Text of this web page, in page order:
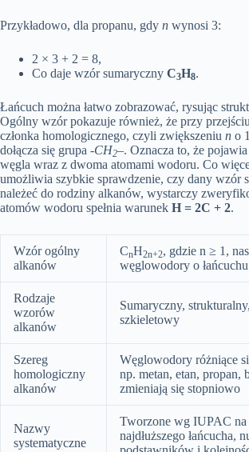
Przykładowo, dla propanu, gdy n wynosi 3:
2 × 3 + 2 = 8,
Co daje wzór sumaryczny C3H8.
Łańcuch można łatwo zobrazować, rysując
Ogólny wzór pokazuje również, że przy
członka homologicznego, czyli zwiększeniu n o
dołącza się grupa -CH2–. Oznacza to, że
węgla wraz z dwoma atomami wodoru. Co
umożliwia szybkie sprawdzenie, czy dany wzór
należeć do rodziny alkanów, wystarczy
atomów wodoru spełnia warunek H = 2C + 2.
Wzór ogólny
alkanów
CnH2n+2, gdzie n ≥ 1,
węglowodory o
Rodzaje
wzorów
alkanów
Sumaryczny,
szkieletowy
Szereg
homologiczny
alkanów
Węglowodory różniące
np. metan, etan, propan,
zmieniają się stopniowo
Nazwy
systematyczne
Tworzone wg IUPAC na
najdłuższego łańcucha,